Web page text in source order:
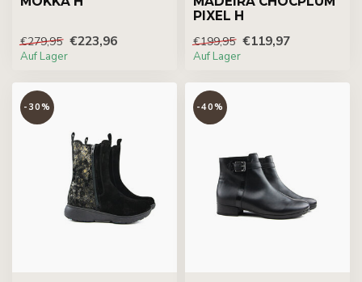
€279,95 €223,96
Auf Lager
PIXEL H
€199,95 €119,97
Auf Lager
-30% -40%